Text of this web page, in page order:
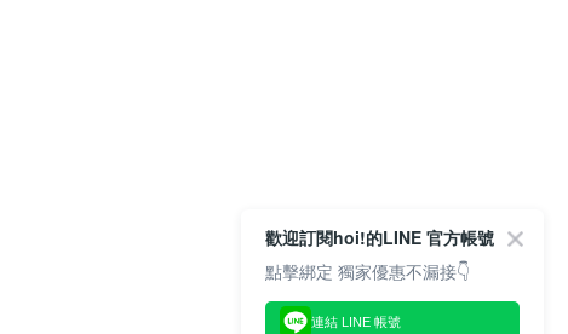
歡迎訂閱hoi!的LINE 官方帳號
點擊綁定 獨家優惠不漏接👇
連結 LINE 帳號